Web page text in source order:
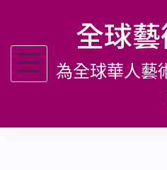
主
全球
為全球華人藝